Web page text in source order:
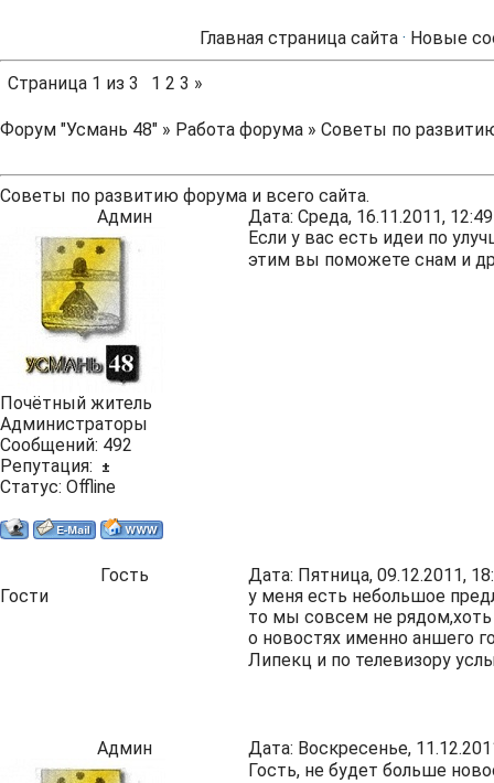
Главная страница сайта · Новые
Страница 1 из 3 1 2 3 »
Форум "Усмань 48" » Работа форума » Советы по
Советы по развитию форума и всего сайта.
Админ
Дата: Среда, 16.11.2011,
Почётный житель
Администраторы
Сообщений: 492
Репутация:
±
Статус: Offline
Если у вас есть идеи по
этим вы поможете снам и
Гость
Дата: Пятница, 09.12.2011,
Гости
у меня есть небольшое
то мы совсем не рядом,хоть
о новостях именно аншего
Липекц и по телевизору
Админ Дата: Воскресенье,
Гость, не будет больше